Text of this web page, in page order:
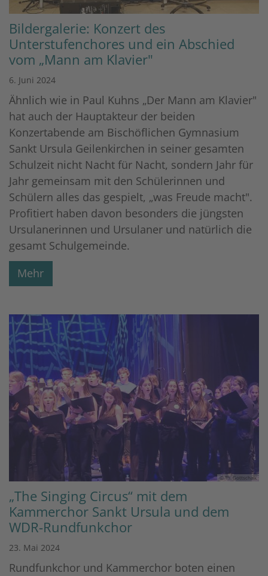
Bildergalerie: Konzert des
Unterstufenchores und ein Abschied
vom „Mann am Klavier"
6. Juni 2024
Ähnlich wie in Paul Kuhns „Der Mann am Klavier"
hat auch der Hauptakteur der beiden
Konzertabende am Bischöflichen Gymnasium
Sankt Ursula Geilenkirchen in seiner gesamten
Schulzeit nicht Nacht für Nacht, sondern Jahr für
Jahr gemeinsam mit den Schülerinnen und
Schülern alles das gespielt, „was Freude macht".
Profitiert haben davon besonders die jüngsten
Ursulanerinnen und Ursulaner und natürlich die
gesamt Schulgemeinde.
Mehr
© Th. Gottschalk
„The Singing Circus“ mit dem
Kammerchor Sankt Ursula und dem
WDR-Rundfunkchor
23. Mai 2024
Rundfunkchor und Kammerchor boten einen